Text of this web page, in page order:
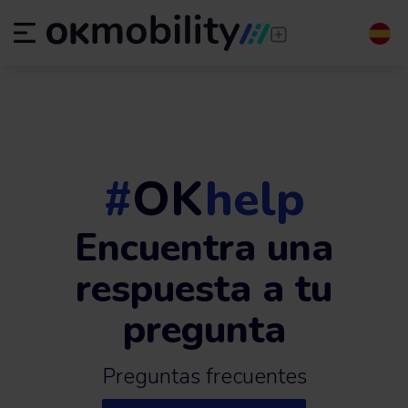
#OKhelp
Encuentra una
respuesta a tu
pregunta
Preguntas frecuentes